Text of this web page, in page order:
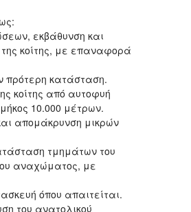
εκβάθυνση και
κοίτης, με επαναφορά
πρότερη κατάσταση.
κοίτης από αυτοφυή
10.000 μέτρων.
απομάκρυνση μικρών
τμημάτων του
αναχώματος, με
όπου απαιτείται.
του ανατολικού